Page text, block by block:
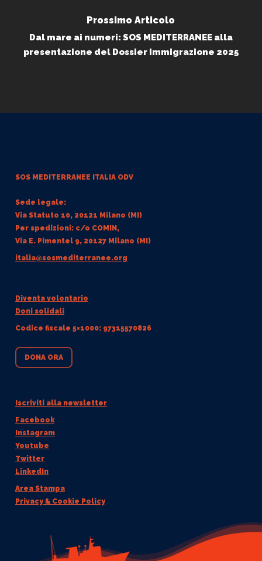
Prossimo Articolo
Dal mare ai numeri: SOS MEDITERRANEE alla
presentazione del Dossier Immigrazione 2025
SOS MEDITERRANEE ITALIA ODV
Sede legale:
Via Statuto 10, 20121 Milano (MI)
Per spedizioni: c/o COMIN,
Via E. Pimentel 9, 20127 Milano (MI)
italia@sosmediterranee.org
Diventa volontario
Doni solidali
Codice fiscale 5×1000: 97315570826
DONA ORA
Iscriviti alla newsletter
Facebook
Instagram
Youtube
Twitter
LinkedIn
Area Stampa
Privacy & Cookie Policy